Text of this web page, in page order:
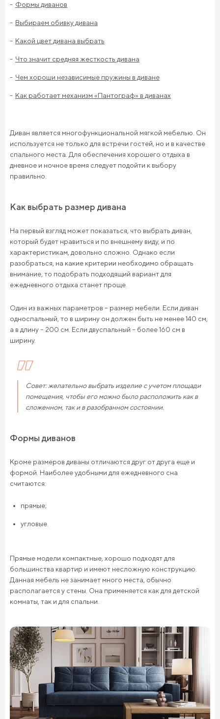
Формы диванов
Выбираем обивку дивана
Какой цвет дивана выбрать
Что значит средняя жесткость дивана
Чем хороши независимые пружины в диване
Как работает механизм «Пантограф» в диванах
Диван является многофункциональной мягкой мебелью. Он
используется не только для встречи гостей, но и в качестве
спального места. Для обеспечения хорошего отдыха в
дневное и ночное время следует подойти к выбору
правильно.
Как выбрать размер дивана
На первый взгляд может показаться, что выбрать диван,
который будет нравиться и по внешнему виду, и по
характеристикам, довольно сложно. Однако если
разобраться, на какие критерии необходимо обращать
внимание, то подобрать подходящий вариант для
ежедневного отдыха станет проще.
Один из важных параметров – размер мебели. Если диван
односпальный, то в ширину он должен быть не менее 140 см,
а в длину – 200 см. Если двуспальный – более 160 см в
ширину.
Совет: желательно выбрать изделие с учетом площади
помещения, чтобы его можно было расположить как в
сложенном, так и в разобранном состоянии.
Формы диванов
Кроме размеров диваны отличаются друг от друга еще и
формой. Наиболее удобными для ежедневного сна
считаются:
прямые;
угловые.
Прямые модели компактные, хорошо подходят для
большинства квартир и имеют несложную конструкцию.
Данная мебель не занимает много места, обычно
располагается у стены. Она применяется как для детской
комнаты, так и для спальни.